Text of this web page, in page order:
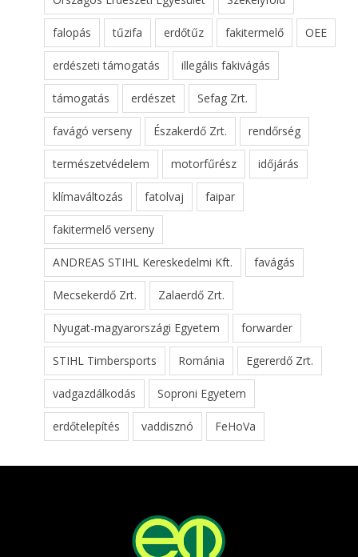
falopás tűzifa erdőtűz fakitermelő OEE
erdészeti támogatás illegális fakivágás
támogatás erdészet Sefag Zrt.
favágó verseny Északerdő Zrt. rendőrség
természetvédelem motorfűrész időjárás
klímaváltozás fatolvaj faipar
fakitermelő verseny
ANDREAS STIHL Kereskedelmi Kft. favágás
Mecsekerdő Zrt. Zalaerdő Zrt.
Nyugat-magyarországi Egyetem forwarder
STIHL Timbersports Románia Egererdő Zrt.
vadgazdálkodás Soproni Egyetem
erdőtelepítés vaddisznó FeHoVa